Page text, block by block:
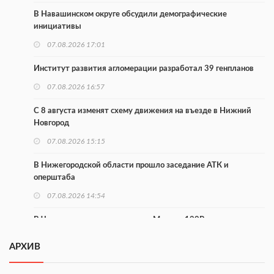
В Навашинском округе обсудили демографические
инициативы
07.08.2026 17:01
Институт развития агломерации разработал 39 генпланов
07.08.2026 16:57
С 8 августа изменят схему движения на въезде в Нижний
Новгород
07.08.2026 15:15
В Нижегородской области прошло заседание АТК и
оперштаба
07.08.2026 14:54
В Чкаловске спустили на воду «Метеор-120Р»
В Нижегородской области выбрали лучшего лесного
АРХИВ